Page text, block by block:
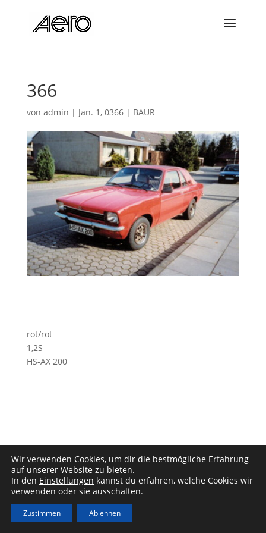
366
von admin | Jan. 1, 0366| BAUR
rot/rot
1,2S
HS-AX 200
Impressum|
Wir verwenden Cookies, um dir die bestmögliche Erfahrung
auf unserer Website zu bieten.
In den Einstellungen kannst du erfahren, welche Cookies wir
verwenden oder sie ausschalten.
Zustimmen Ablehnen